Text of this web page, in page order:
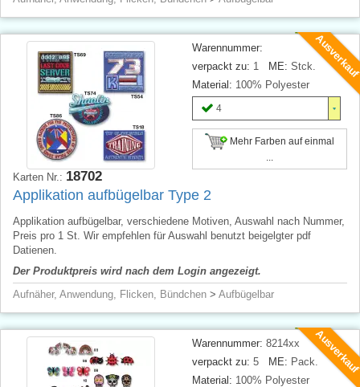
Warennummer:
verpackt zu: 1 ME: Stck.
Material: 100% Polyester
4
Mehr Farben auf einmal
Karten Nr.: 18702
Applikation aufbügelbar Type 2
Applikation aufbügelbar, verschiedene Motiven, Auswahl nach Nummer,
Preis pro 1 St. Wir empfehlen für Auswahl benutzt beigelgter pdf
Datienen.
Der Produktpreis wird nach dem Login angezeigt.
Aufnäher, Anwendung, Flicken, Bündchen > Aufbügelbar
Warennummer: 8214xx
verpackt zu: 5 ME: Pack.
Material: 100% Polyester